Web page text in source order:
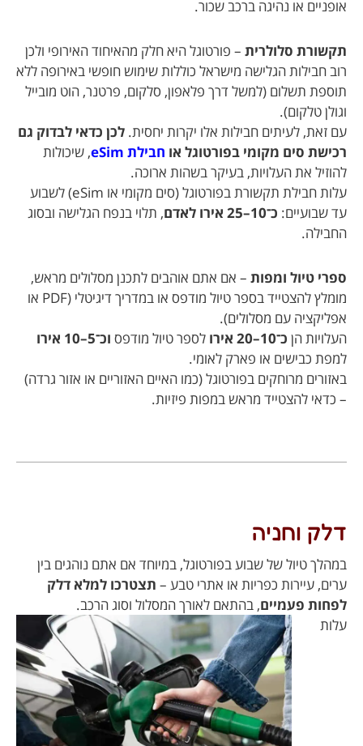
אופניים או נהיגה ברכב שכור.
תקשורת סלולרית – פורטוגל היא חלק מהאיחוד האירופי ולכן
רוב חבילות הגלישה מישראל כוללות שימוש חופשי באירופה ללא
תוספת תשלום (למשל דרך פלאפון, סלקום, פרטנר, הוט מובייל
וגולן טלקום).
עם זאת, לעיתים חבילות אלו יקרות יחסית. לכן כדאי לבדוק גם
רכישת סים מקומי בפורטוגל או חבילת eSim
, שיכולות
להוזיל את העלויות, בעיקר בשהות ארוכה.
עלות חבילת תקשורת בפורטוגל (סים מקומי או eSim) לשבוע
עד שבועיים: כ־10–25 אירו לאדם
, תלוי בנפח הגלישה ובסוג
החבילה.
ספרי טיול ומפות – אם אתם אוהבים לתכנן מסלולים מראש,
מומלץ להצטייד בספר טיול מודפס או במדריך דיגיטלי (PDF או
אפליקציה עם מסלולים).
העלויות הן כ־10–20 אירו לספר טיול מודפס וכ־5–10 אירו
למפת כבישים או פארק לאומי.
באזורים מרוחקים בפורטוגל (כמו האיים האזוריים או אזור גרדה)
– כדאי להצטייד מראש במפות פיזיות.
דלק וחניה
במהלך טיול של שבוע בפורטוגל, במיוחד אם אתם נוהגים בין
ערים, עיירות כפריות או אתרי טבע – תצטרכו למלא דלק
לפחות פעמיים, בהתאם לאורך המסלול וסוג הרכב.
עלות